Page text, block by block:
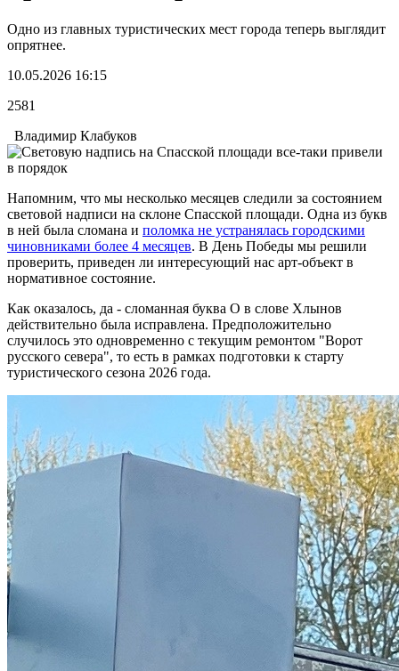
Одно из главных туристических мест города теперь выглядит
опрятнее.
10.05.2026 16:15
2581
Владимир Клабуков
Напомним, что мы несколько месяцев следили за состоянием
световой надписи на склоне Спасской площади. Одна из букв
в ней была сломана и поломка не устранялась городскими
чиновниками более 4 месяцев. В День Победы мы решили
проверить, приведен ли интересующий нас арт-объект в
нормативное состояние.
Как оказалось, да - сломанная буква О в слове Хлынов
действительно была исправлена. Предположительно
случилось это одновременно с текущим ремонтом "Ворот
русского севера", то есть в рамках подготовки к старту
туристического сезона 2026 года.